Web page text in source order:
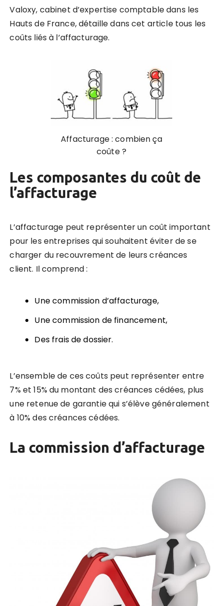
Valoxy, cabinet d’expertise comptable dans les
Hauts de France, détaille dans cet article tous les
coûts liés à l’affacturage.
Affacturage : combien ça
coûte ?
Les composantes du coût de
l’affacturage
L’affacturage peut représenter un coût important
pour les entreprises qui souhaitent éviter de se
charger du recouvrement de leurs créances
client. Il comprend :
Une commission d’affacturage,
Une commission de financement,
Des frais de dossier.
L’ensemble de ces coûts peut représenter entre
7% et 15% du montant des créances cédées, plus
une retenue de garantie qui s’élève généralement
à 10% des créances cédées.
La commission d’affacturage